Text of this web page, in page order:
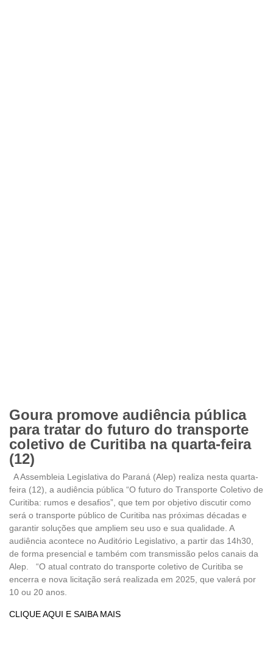
Goura promove audiência pública
para tratar do futuro do transporte
coletivo de Curitiba na quarta-feira
(12)
A Assembleia Legislativa do Paraná (Alep) realiza nesta quarta-
feira (12), a audiência pública “O futuro do Transporte Coletivo de
Curitiba: rumos e desafios”, que tem por objetivo discutir como
será o transporte público de Curitiba nas próximas décadas e
garantir soluções que ampliem seu uso e sua qualidade. A
audiência acontece no Auditório Legislativo, a partir das 14h30,
de forma presencial e também com transmissão pelos canais da
Alep. “O atual contrato do transporte coletivo de Curitiba se
encerra e nova licitação será realizada em 2025, que valerá por
10 ou 20 anos.
CLIQUE AQUI E SAIBA MAIS